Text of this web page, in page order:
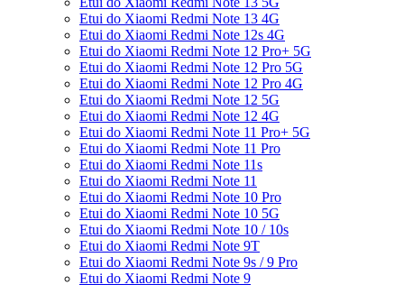
Etui do Xiaomi Redmi Note 13 4G
Etui do Xiaomi Redmi Note 12s 4G
Etui do Xiaomi Redmi Note 12 Pro+ 5G
Etui do Xiaomi Redmi Note 12 Pro 5G
Etui do Xiaomi Redmi Note 12 Pro 4G
Etui do Xiaomi Redmi Note 12 5G
Etui do Xiaomi Redmi Note 12 4G
Etui do Xiaomi Redmi Note 11 Pro+ 5G
Etui do Xiaomi Redmi Note 11 Pro
Etui do Xiaomi Redmi Note 11s
Etui do Xiaomi Redmi Note 11
Etui do Xiaomi Redmi Note 10 Pro
Etui do Xiaomi Redmi Note 10 5G
Etui do Xiaomi Redmi Note 10 / 10s
Etui do Xiaomi Redmi Note 9T
Etui do Xiaomi Redmi Note 9s / 9 Pro
Etui do Xiaomi Redmi Note 9